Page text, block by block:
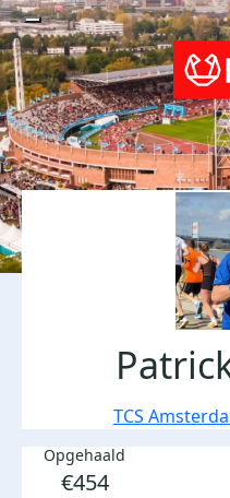
TCS
Opgehaald
€454